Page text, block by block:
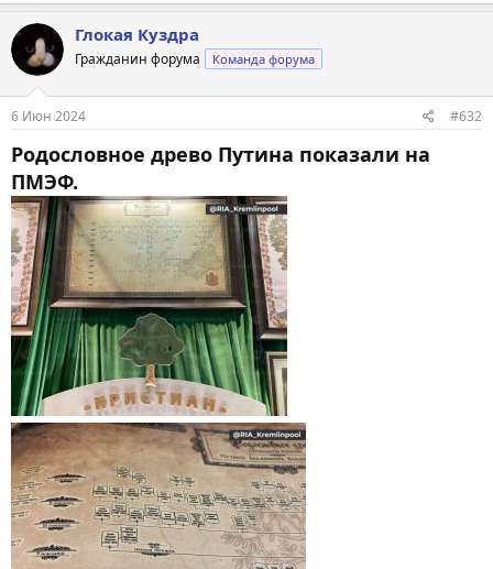
а
к
ц
и
и
:
Глокая Куздра
Гражданин форума Команда форума
6 Июн 2024 #632
Родословное древо Путина показали на
ПМЭФ.